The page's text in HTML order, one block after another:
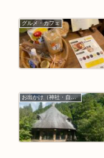
グルメ・カフェ
お出かけ（神社・自然・旅）